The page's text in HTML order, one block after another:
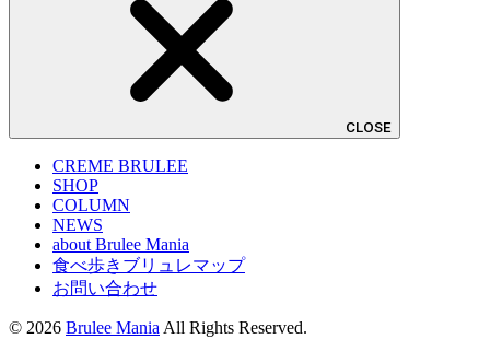
CLOSE
CREME BRULEE
SHOP
COLUMN
NEWS
about Brulee Mania
食べ歩きブリュレマップ
お問い合わせ
© 2026 Brulee Mania All Rights Reserved.